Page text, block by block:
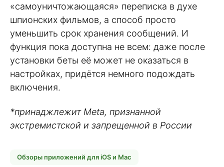
«самоуничтожающаяся» переписка в духе
шпионских фильмов, а способ просто
уменьшить срок хранения сообщений. И
функция пока доступна не всем: даже после
установки беты её может не оказаться в
настройках, придётся немного подождать
включения.
*принаджлежит Meta, признанной
экстремистской и запрещенной в России
Обзоры приложений для iOS и Mac